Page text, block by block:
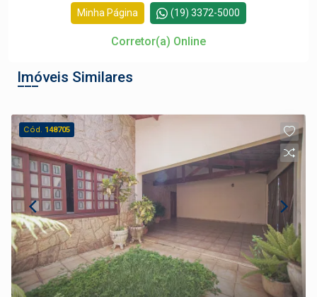
Minha Página (19) 3372-5000
Corretor(a) Online
Imóveis Similares
Cód. 148705